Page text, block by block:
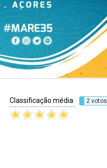
Classificação média 2 votos